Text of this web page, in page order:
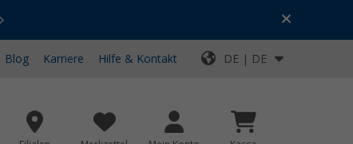
Top-Deals für dein Abenteuer!
Blog Karriere Hilfe & Kontakt DE | DE